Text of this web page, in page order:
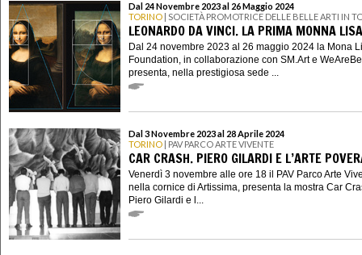
Dal 24 Novembre 2023 al 26 Maggio 2024
TORINO | SOCIETÀ PROMOTRICE DELLE BELLE ARTI IN
LEONARDO DA VINCI. LA PRIMA MONNA LISA
Dal 24 novembre 2023 al 26 maggio 2024 la Mona
Foundation, in collaborazione con SM.Art e
presenta, nella prestigiosa sede ...
Dal 3 Novembre 2023 al 28 Aprile 2024
TORINO | PAV PARCO ARTE VIVENTE
CAR CRASH. PIERO GILARDI E L’ARTE
Venerdì 3 novembre alle ore 18 il PAV Parco Arte
nella cornice di Artissima, presenta la mostra Car
Piero Gilardi e l...